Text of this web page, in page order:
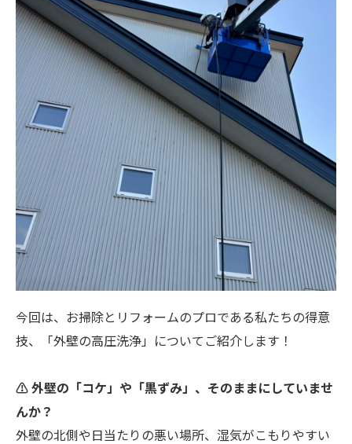
今回は、お掃除とリフォームのプロである私たちの得意
技、「外壁の高圧洗浄」についてご紹介します！
⚠️ 外壁の「コケ」や「黒ずみ」、そのままにしていませ
んか？
外壁の北側や日当たりの悪い場所、湿気がこもりやすい